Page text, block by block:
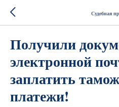
Судебная
Получили
электронной
заплатить
платежи!